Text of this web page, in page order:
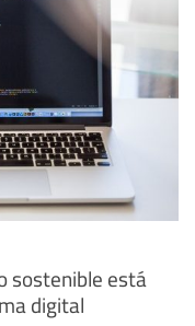
sostenible está
digital